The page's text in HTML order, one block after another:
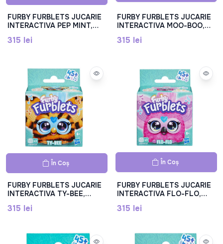
FURBY FURBLETS JUCARIE
INTERACTIVA PEP MINT,
315 lei
FURBY FURBLETS JUCARIE
INTERACTIVA MOO-BOO,
315 lei
În Coș
FURBY FURBLETS JUCARIE
INTERACTIVA TY-BEE,
315 lei
În Coș
FURBY FURBLETS JUCARIE
INTERACTIVA FLO-FLO,
315 lei